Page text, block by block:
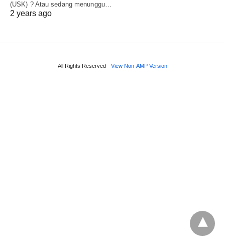
(USK) ? Atau sedang menunggu…
2 years ago
All Rights Reserved View Non-AMP Version